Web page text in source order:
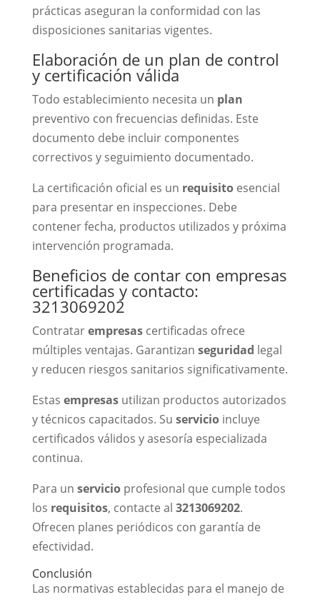
prácticas aseguran la conformidad con las
disposiciones sanitarias vigentes.
Elaboración de un plan de control
y certificación válida
Todo establecimiento necesita un plan
preventivo con frecuencias definidas. Este
documento debe incluir componentes
correctivos y seguimiento documentado.
La certificación oficial es un requisitoesencial
para presentar en inspecciones. Debe
contener fecha, productos utilizados y próxima
intervención programada.
Beneficios de contar con empresas
certificadas y contacto:
3213069202
Contratarempresascertificadas ofrece
múltiples ventajas. Garantizan seguridad legal
y reducen riesgos sanitarios significativamente.
Estas empresasutilizan productos autorizados
y técnicos capacitados. Su servicioincluye
certificados válidos y asesoría especializada
continua.
Para un servicioprofesional que cumple todos
los requisitos, contacte al 3213069202.
Ofrecen planes periódicos con garantía de
efectividad.
Conclusión
Las normativas establecidas para el manejo de